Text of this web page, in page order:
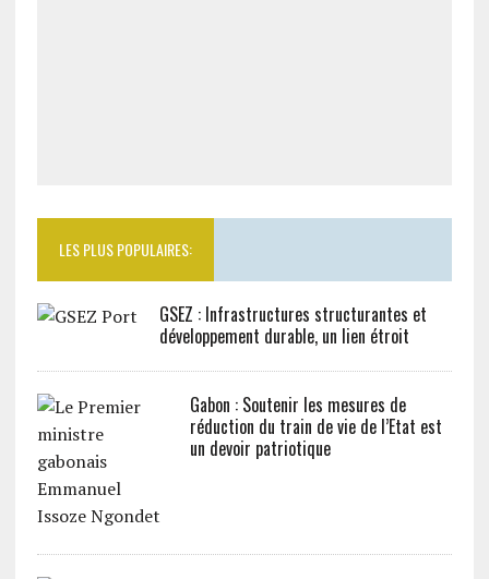
LES PLUS POPULAIRES:
GSEZ : Infrastructures structurantes et
développement durable, un lien étroit
Gabon : Soutenir les mesures de
réduction du train de vie de l’Etat est
un devoir patriotique